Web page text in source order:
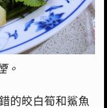
。
的皎白筍和鯊魚